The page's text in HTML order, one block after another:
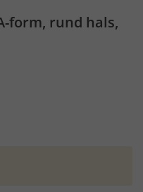
form, rund hals,